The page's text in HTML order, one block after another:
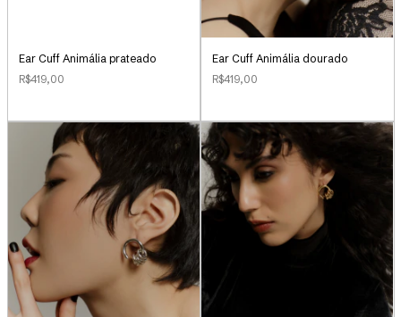
Ear Cuff Animália prateado
R$419,00
Ear Cuff Animália dourado
R$419,00